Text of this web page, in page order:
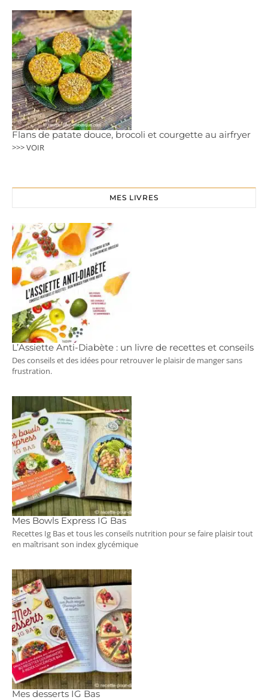
Flans de patate douce, brocoli et courgette au airfryer
>>> VOIR
MES LIVRES
L’Assiette Anti-Diabète : un livre de recettes et conseils
Des conseils et des idées pour retrouver le plaisir de manger sans
frustration.
Mes Bowls Express IG Bas
Recettes Ig Bas et tous les conseils nutrition pour se faire plaisir tout
en maîtrisant son index glycémique
Mes desserts IG Bas